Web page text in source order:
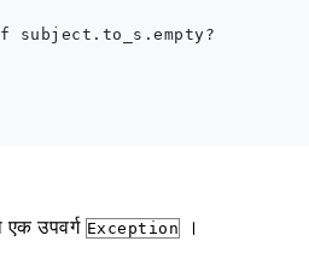
subject.to_s.empty?
एक उपवर्ग Exception
।